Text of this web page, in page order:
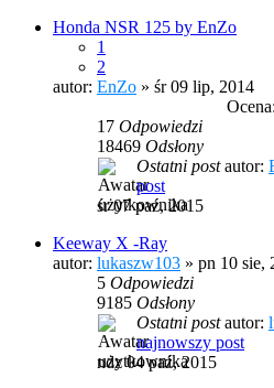
Honda NSR 125 by EnZo
1
2
autor: EnZo » śr 09 lip, 2014
17 Odpowiedzi
18469 Odsłony
Ostatni postautor:
post
śr 07 paź, 2015
Keeway X -Ray
autor: lukaszw103 » pn 10 sie,
5 Odpowiedzi
9185 Odsłony
Ostatni postautor:
najnowszy post
ndz 04 paź, 2015